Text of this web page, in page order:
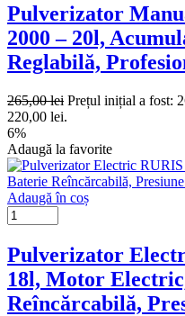
Pulverizator
2000 – 20l,
Reglabilă,
265,00lei Prețul inițial a fost:
220,00 lei.
6%
Adaugă la favorite
Adaugă în coș
Pulverizator
18l, Motor
Reîncărcabilă,